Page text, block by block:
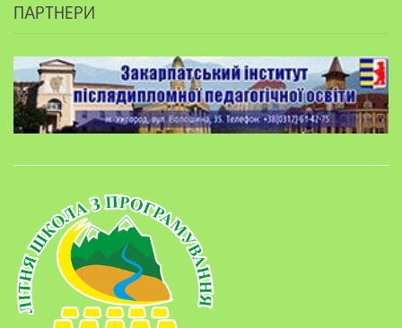
ПАРТНЕРИ